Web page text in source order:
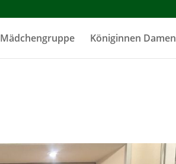
Mädchengruppe Königinnen Damen